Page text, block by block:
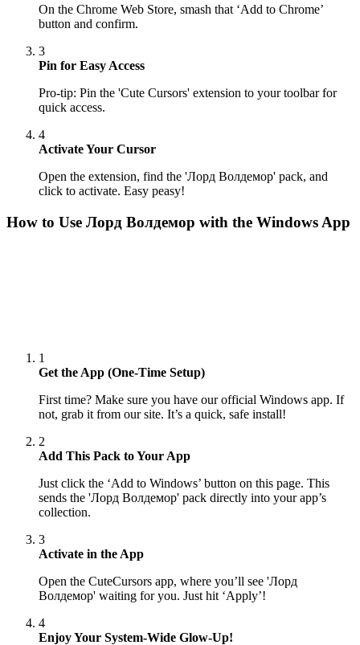
On the Chrome Web Store, smash that ‘Add to Chrome’
button and confirm.
3
Pin for Easy Access
Pro-tip: Pin the 'Cute Cursors' extension to your toolbar for
quick access.
4
Activate Your Cursor
Open the extension, find the 'Лорд Волдемор' pack, and
click to activate. Easy peasy!
How to Use Лорд Волдемор with the Windows App
1
Get the App (One-Time Setup)
First time? Make sure you have our official Windows app. If
not, grab it from our site. It’s a quick, safe install!
2
Add This Pack to Your App
Just click the ‘Add to Windows’ button on this page. This
sends the 'Лорд Волдемор' pack directly into your app’s
collection.
3
Activate in the App
Open the CuteCursors app, where you’ll see 'Лорд
Волдемор' waiting for you. Just hit ‘Apply’!
4
Enjoy Your System-Wide Glow-Up!